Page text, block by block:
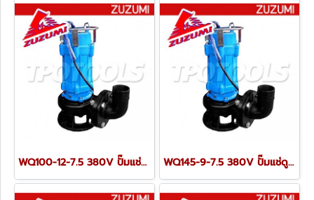
WQ100-12-7.5 380V ปั๊มแช่ดูดโคลน ขนาด 6" 7.5Kw ZUZUMI WQ145-9-7.5 380V ปั๊มแช่ดูดโคลน ขนาด 6" 7.5Kw ZUZUMI